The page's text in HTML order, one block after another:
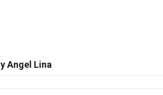
Angel Lina